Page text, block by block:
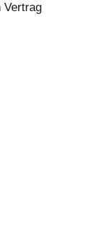
Vertrag